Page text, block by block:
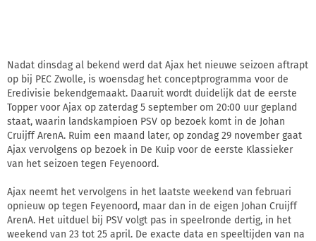
Nadat dinsdag al bekend werd dat Ajax het nieuwe seizoen aftrapt
op bij PEC Zwolle, is woensdag het conceptprogramma voor de
Eredivisie bekendgemaakt. Daaruit wordt duidelijk dat de eerste
Topper voor Ajax op zaterdag 5 september om 20:00 uur gepland
staat, waarin landskampioen PSV op bezoek komt in de Johan
Cruijff ArenA. Ruim een maand later, op zondag 29 november gaat
Ajax vervolgens op bezoek in De Kuip voor de eerste Klassieker
van het seizoen tegen Feyenoord.
Ajax neemt het vervolgens in het laatste weekend van februari
opnieuw op tegen Feyenoord, maar dan in de eigen Johan Cruijff
ArenA. Het uitduel bij PSV volgt pas in speelronde dertig, in het
weekend van 23 tot 25 april. De exacte data en speeltijden van na